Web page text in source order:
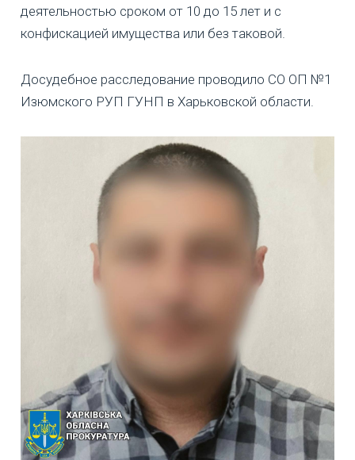
деятельностью сроком от 10 до 15 лет и с
конфискацией имущества или без таковой.
Досудебное расследование проводило СО ОП №1
Изюмского РУП ГУНП в Харьковской области.